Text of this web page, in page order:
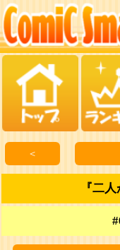
＜
『二